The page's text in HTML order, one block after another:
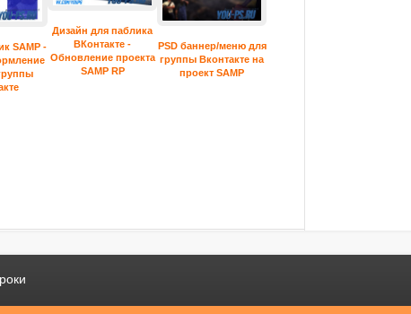
SAMP -
Дизайн для паблика
ВКонтакте -
Обновление проекта
SAMP RP
PSD баннер/меню для
группы Вконтакте на
проект SAMP